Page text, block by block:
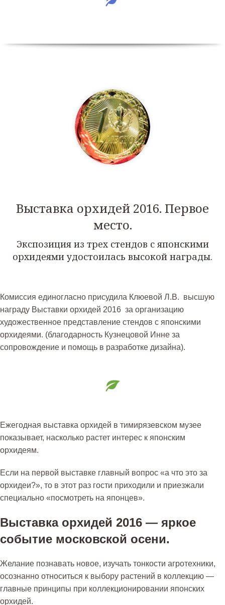
Выставка орхидей 2016. Первое
место.
Экспозиция из трех стендов с японскими
орхидеями удостоилась высокой награды.
Комиссия единогласно присудила Клюевой Л.В. высшую
награду Выставки орхидей 2016 за организацию
художественное представление стендов с японскими
орхидеями. (благодарность Кузнецовой Инне за
сопровождение и помощь в разработке дизайна).
Ежегодная выставка орхидей в тимирязевском музее
показывает, насколько растет интерес к японским
орхидеям.
Если на первой выставке главный вопрос «а что это за
орхидеи?», то в этот раз гости приходили и приезжали
специально «посмотреть на японцев».
Выставка орхидей 2016 — яркое
событие московской осени.
Желание познавать новое, изучать тонкости агротехники,
осознанно относиться к выбору растений в коллекцию —
главные принципы при коллекционировании японских
орхидей.